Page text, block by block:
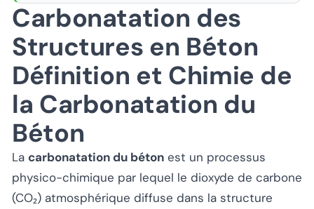
Carbonatation des
Structures en Béton
Définition et Chimie de
la Carbonatation du
Béton
La carbonatation du béton est un processus
physico-chimique par lequel le dioxyde de carbone
(CO₂) atmosphérique diffuse dans la structure